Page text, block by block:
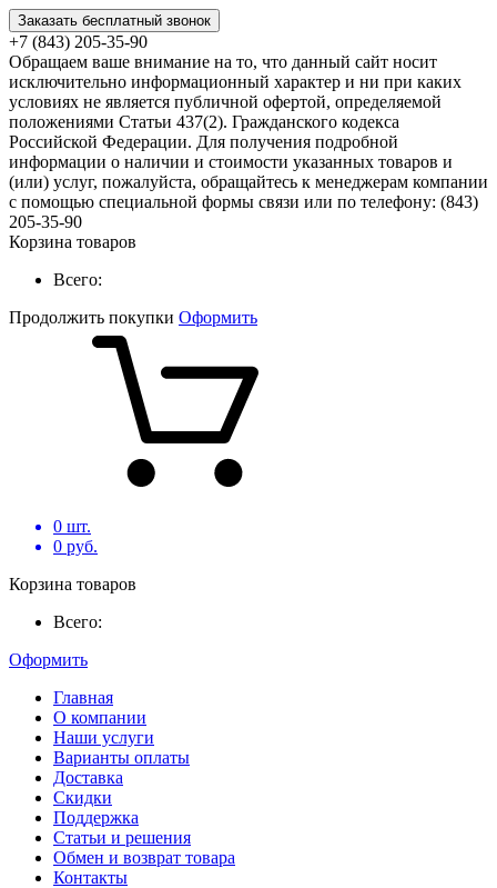
Заказать бесплатный звонок
+7 (843) 205-35-90
Обращаем ваше внимание на то, что данный сайт носит
исключительно информационный характер и ни при каких
условиях не является публичной офертой, определяемой
положениями Статьи 437(2). Гражданского кодекса
Российской Федерации. Для получения подробной
информации о наличии и стоимости указанных товаров и
(или) услуг, пожалуйста, обращайтесь к менеджерам компании
с помощью специальной формы связи или по телефону: (843)
205-35-90
Корзина товаров
Всего:
Продолжить покупки Оформить
0 шт.
0 руб.
Корзина товаров
Всего:
Оформить
Главная
О компании
Наши услуги
Варианты оплаты
Доставка
Скидки
Поддержка
Статьи и решения
Обмен и возврат товара
Контакты